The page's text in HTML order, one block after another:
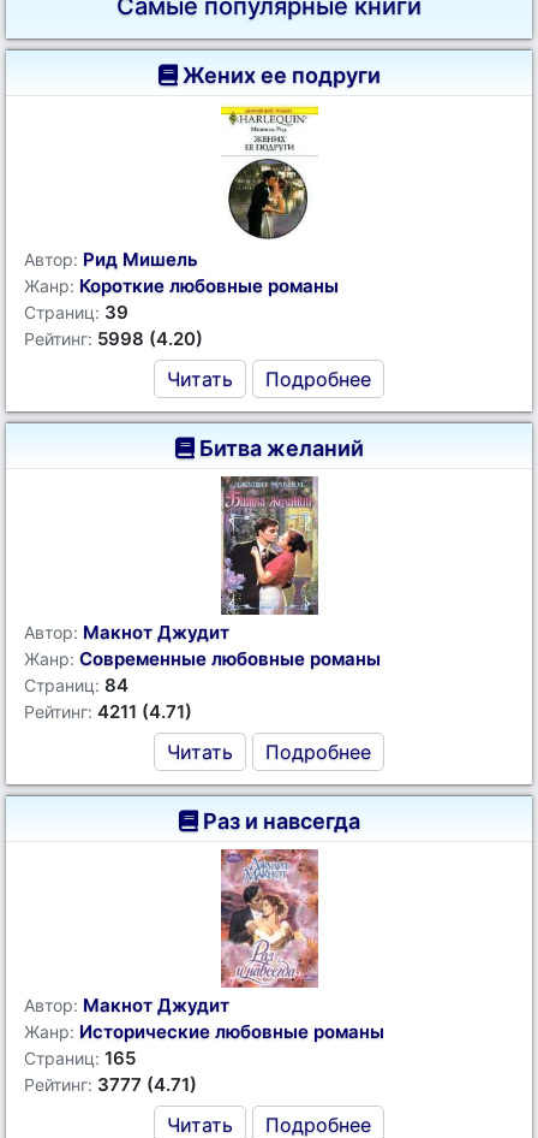
Самые популярные книги
Жених ее подруги
Автор: Рид Мишель
Жанр: Короткие любовные романы
Страниц: 39
Рейтинг: 5998 (4.20)
Читать Подробнее
Битва желаний
Автор: Макнот Джудит
Жанр: Современные любовные романы
Страниц: 84
Рейтинг: 4211 (4.71)
Читать Подробнее
Раз и навсегда
Автор: Макнот Джудит
Жанр: Исторические любовные романы
Страниц: 165
Рейтинг: 3777 (4.71)
Читать Подробнее